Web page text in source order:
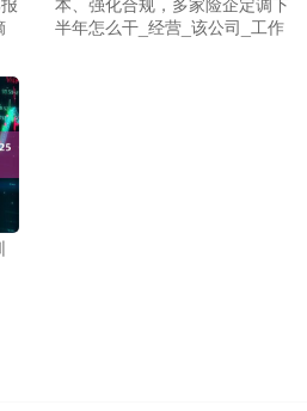
半年怎么干_经营_该公司_工作